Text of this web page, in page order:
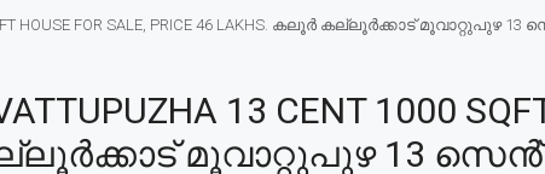
SQFT HOUSE FOR SALE, PRICE 46 LAKHS. കലൂർ കല്ലൂർക്കാട് മൂവാറ്റുപുഴ
13 CENT 1000
മൂവാറ്റുപുഴ 13 സെൻ്റ്